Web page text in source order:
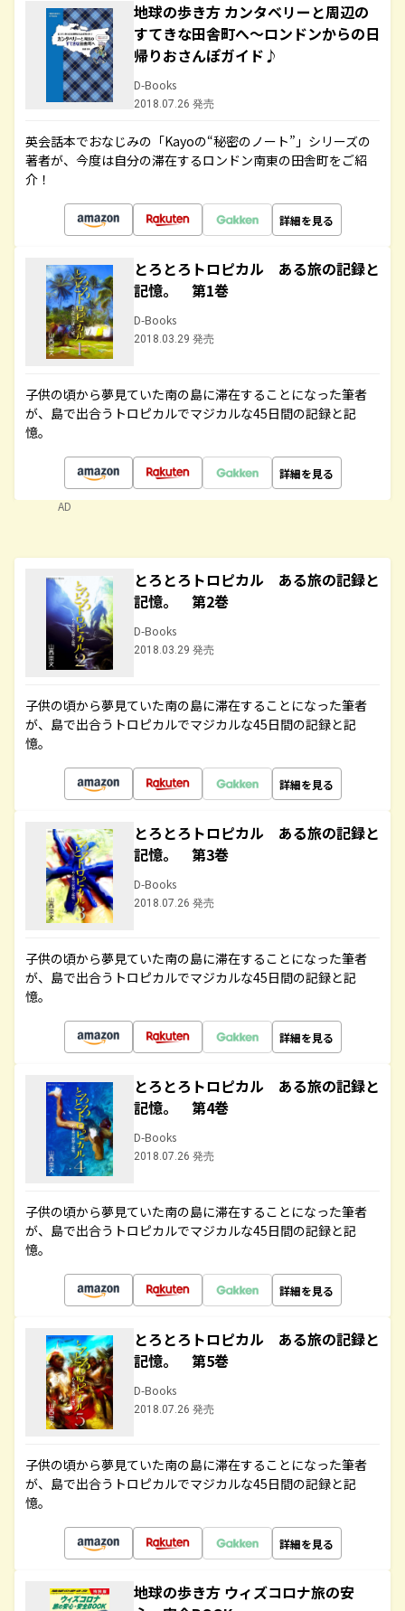
地球の歩き方 カンタベリーと周辺の
すてきな田舎町へ～ロンドンからの日
帰りおさんぽガイド♪
D-Books
2018.07.26 発売
英会話本でおなじみの「Kayoの“秘密のノート”」シリーズの
著者が、今度は自分の滞在するロンドン南東の田舎町をご紹
介！
詳細を見る
とろとろトロピカル ある旅の記録と
記憶。 第1巻
D-Books
2018.03.29 発売
子供の頃から夢見ていた南の島に滞在することになった筆者
が、島で出合うトロピカルでマジカルな45日間の記録と記
憶。
詳細を見る
AD
とろとろトロピカル ある旅の記録と
記憶。 第2巻
D-Books
2018.03.29 発売
子供の頃から夢見ていた南の島に滞在することになった筆者
が、島で出合うトロピカルでマジカルな45日間の記録と記
憶。
詳細を見る
とろとろトロピカル ある旅の記録と
記憶。 第3巻
D-Books
2018.07.26 発売
子供の頃から夢見ていた南の島に滞在することになった筆者
が、島で出合うトロピカルでマジカルな45日間の記録と記
憶。
詳細を見る
とろとろトロピカル ある旅の記録と
記憶。 第4巻
D-Books
2018.07.26 発売
子供の頃から夢見ていた南の島に滞在することになった筆者
が、島で出合うトロピカルでマジカルな45日間の記録と記
憶。
詳細を見る
とろとろトロピカル ある旅の記録と
記憶。 第5巻
D-Books
2018.07.26 発売
子供の頃から夢見ていた南の島に滞在することになった筆者
が、島で出合うトロピカルでマジカルな45日間の記録と記
憶。
詳細を見る
地球の歩き方 ウィズコロナ旅の安